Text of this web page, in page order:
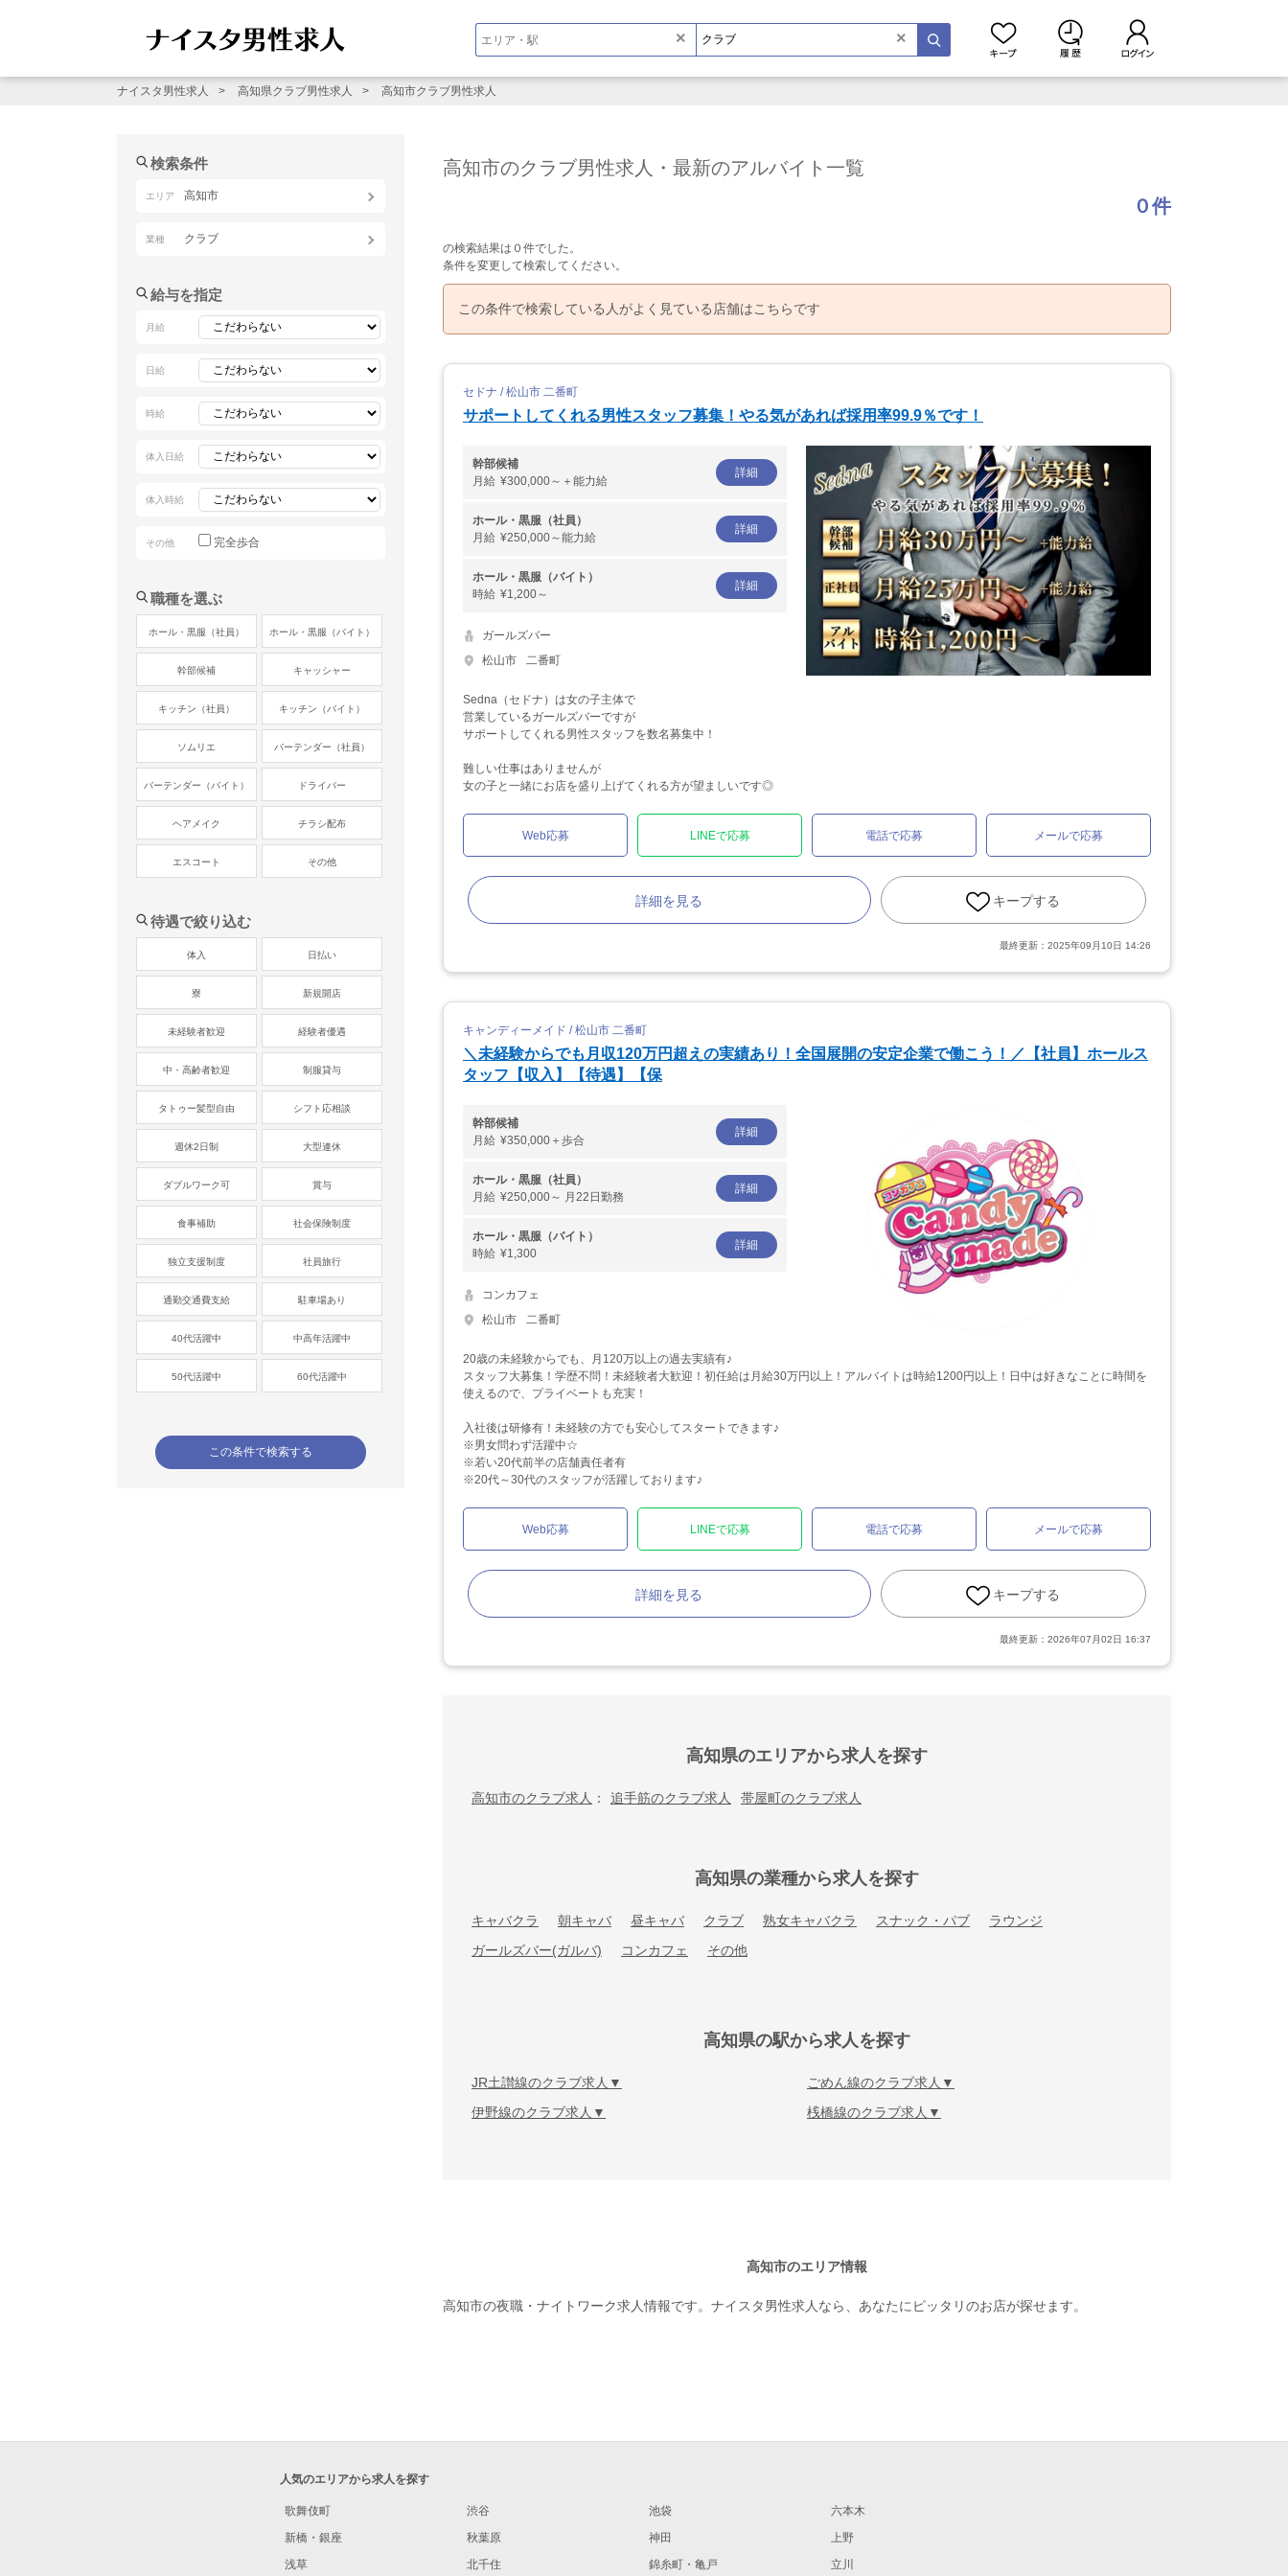
× ×
ナイスタ男性求人 高知県クラブ男性求人 高知市クラブ男性求人
高知市のクラブ男性求人・最新のアルバイト一覧
０件
の検索結果は０件でした。
条件を変更して検索してください。
この条件で検索している人がよく見ている店舗はこちらです
セドナ / 松山市 二番町
サポートしてくれる男性スタッフ募集！やる気があれば採用率99.9％です！
幹部候補
月給 ¥300,000～＋能力給
詳細
ホール・黒服（社員）
月給 ¥250,000～能力給
詳細
ホール・黒服（バイト）
時給 ¥1,200～
詳細
ガールズバー
松山市
二番町
Sedna（セドナ）は女の子主体で
営業しているガールズバーですが
サポートしてくれる男性スタッフを数名募集中！
難しい仕事はありませんが
女の子と一緒にお店を盛り上げてくれる方が望ましいです◎
Web応募 LINEで応募 電話で応募 メールで応募
詳細を見る キープする
最終更新： 2025年09月10日 14:26
キャンディーメイド / 松山市 二番町
＼未経験からでも月収120万円超えの実績あり！全国展開の安定企業で働こう！／【社員】ホールス
タッフ【収入】【待遇】【保
幹部候補
月給 ¥350,000＋歩合
詳細
ホール・黒服（社員）
月給 ¥250,000～ 月22日勤務
詳細
ホール・黒服（バイト）
時給 ¥1,300
詳細
コンカフェ
松山市
二番町
20歳の未経験からでも、月120万以上の過去実績有♪
スタッフ大募集！学歴不問！未経験者大歓迎！初任給は月給30万円以上！アルバイトは時給1200円以上！日中は好きなことに時間を
使えるので、プライベートも充実！
入社後は研修有！未経験の方でも安心してスタートできます♪
※男女問わず活躍中☆
※若い20代前半の店舗責任者有
※20代～30代のスタッフが活躍しております♪
Web応募 LINEで応募 電話で応募 メールで応募
詳細を見る キープする
最終更新： 2026年07月02日 16:37
高知県のエリアから求人を探す
高知市のクラブ求人 追手筋のクラブ求人 帯屋町のクラブ求人
高知県の業種から求人を探す
キャバクラ 朝キャバ 昼キャバ クラブ 熟女キャバクラ スナック・パブ
ラウンジ
ガールズバー(ガルバ)
コンカフェ その他
高知県の駅から求人を探す
JR土讃線のクラブ求人
ごめん線のクラブ求人
伊野線のクラブ求人
桟橋線のクラブ求人
高知市のエリア情報
高知市の夜職・ナイトワーク求人情報です。ナイスタ男性求人なら、あなたにピッタリのお店が探せます。
検索条件
エリア 高知市
業種 クラブ
給与を指定
月給
日給
時給
体入日給
体入時給
その他 完全歩合
職種を選ぶ
ホール・黒服（社員） ホール・黒服（バイト）
幹部候補 キャッシャー
キッチン（社員） キッチン（バイト）
ソムリエ バーテンダー（社員）
バーテンダー（バイト） ドライバー
ヘアメイク チラシ配布
エスコート その他
待遇で絞り込む
体入 日払い
寮 新規開店
未経験者歓迎 経験者優遇
中・高齢者歓迎 制服貸与
タトゥー髪型自由 シフト応相談
週休2日制 大型連休
ダブルワーク可 賞与
食事補助 社会保険制度
独立支援制度 社員旅行
通勤交通費支給 駐車場あり
40代活躍中 中高年活躍中
50代活躍中 60代活躍中
人気のエリアから求人を探す
歌舞伎町 渋谷 池袋
六本木
新橋・銀座
秋葉原 神田
上野
浅草
北千住 錦糸町・亀戸
立川